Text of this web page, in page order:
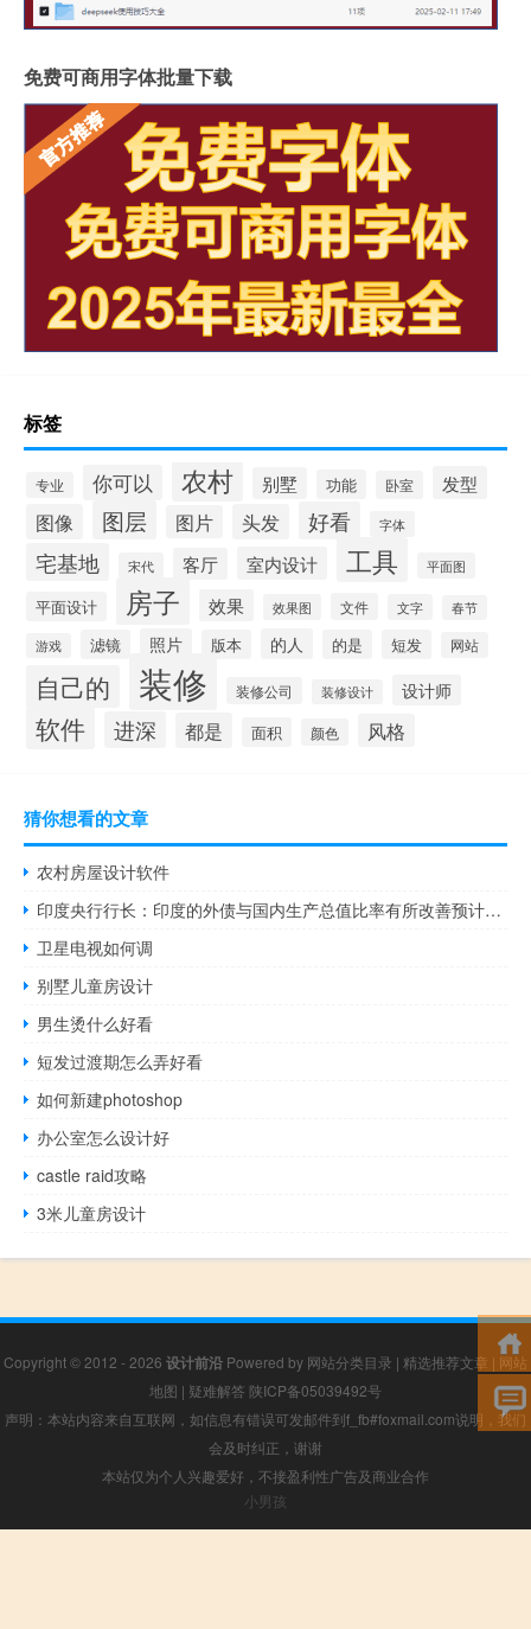
免费可商用字体批量下载
标签
专业 你可以 农村 别墅 功能 卧室 发型
图像 图层 图片 头发 好看 字体
宅基地 宋代 客厅 室内设计 工具 平面图
平面设计 房子 效果 效果图 文件 文字 春节
游戏 滤镜 照片 版本 的人 的是 短发 网站
自己的 装修 装修公司 装修设计 设计师
软件 进深 都是 面积 颜色 风格
猜你想看的文章
农村房屋设计软件
印度央行行长：印度的外债与国内生产总值比率有所改善预计经常账户赤字将保持可控
卫星电视如何调
别墅儿童房设计
男生烫什么好看
短发过渡期怎么弄好看
如何新建photoshop
办公室怎么设计好
castle raid攻略
3米儿童房设计
Copyright © 2012 - 2026 设计前沿 Powered by 网站分类目录 | 精选推荐文章 | 网站
地图 | 疑难解答 陕ICP备05039492号
声明：本站内容来自互联网，如信息有错误可发邮件到f_fb#foxmail.com说明，我们
会及时纠正，谢谢
本站仅为个人兴趣爱好，不接盈利性广告及商业合作
小男孩